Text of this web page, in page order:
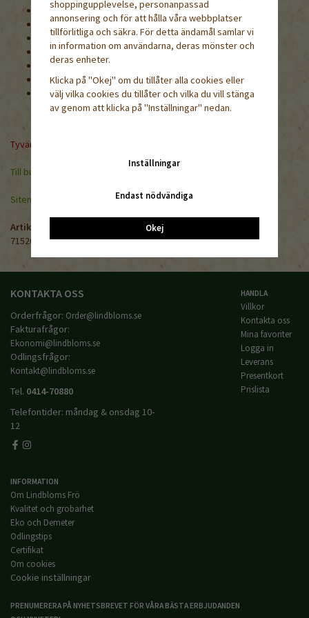
Groningstid: 14-20 dagar
Plantavstånd: ca 30 cm
Höjd: 60-100 cm
Användning: rabatt, snitt, medicinalväxt
Blomningstid: juli - september. (blommar andra året)
Läge: sol
Grobarhet lägst 60%
Tyvärr ingår inte denna produkt i vårt sortiment för tillfället.
Till butikens startsida »
Sitemap »
Artikelnummer:
71520-0.1M
KONTAKTA OSS
Orderfrågor: Order@lindbloms.se
Fakturafrågor:
Ekonomi@lindbloms.se
Odlingsfrågor:
Kontakt@lindbloms.se
Tel. 0414-70880
Telefontider: måndag & onsdag 10-
12
HANDLA
Villkor
Kontakta oss
Mina favoriter
Logga in
Leverans
Presentkort
Prislista
INFORMATION
Om Lindbloms Frö
Kvalitet och grobarhet
Eko och Demeter
Odlingstips
Certifikat
Om cookies
Cookie inställningar
PRENUMERERA PÅ NYHETSBREVET FÖR VÅRA BÄSTA ERBJUDANDEN
shoppingupplevelse, personanpassad
annonsering och för att hålla våra webbplatser
tillförlitliga och säkra. För detta ändamål samlar vi
in information om användarna, deras mönster och
deras enheter.
Klicka på "Okej" om du tillåter alla cookies eller
välj vilka cookies du tillåter och vilka du vill stänga
av genom att klicka på "Inställningar" nedan.
Inställningar
Endast nödvändiga
Okej